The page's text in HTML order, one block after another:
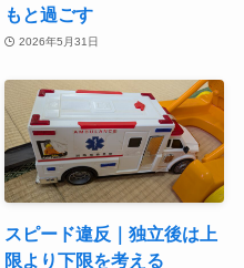
もと過ごす
2026年5月31日
スピード違反｜独立後は上
限より下限を考える